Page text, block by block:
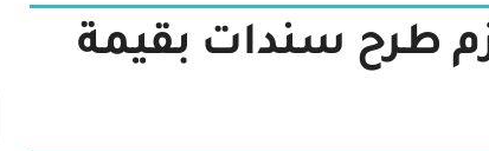
طرح سندات بقيمة
اشترك في نشرتنا الإخبارية